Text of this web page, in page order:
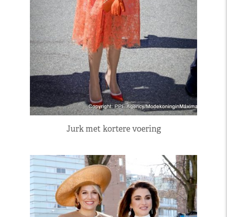
Jurk met kortere voering